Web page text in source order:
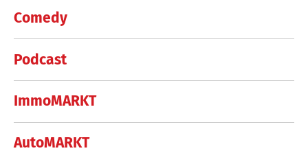
Comedy
Podcast
ImmoMARKT
AutoMARKT